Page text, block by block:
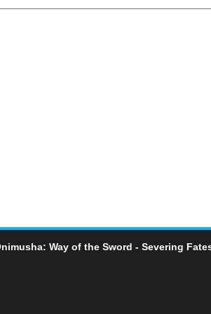
Way of the Sword - Severing